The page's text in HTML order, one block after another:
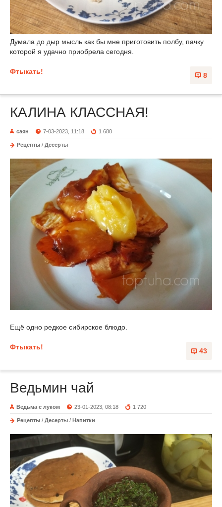
Думала до дыр мысль как бы мне приготовить полбу, пачку
которой я удачно приобрела сегодня.
8
Фтыкать!
КАЛИНА КЛАССНАЯ!
саян 7-03-2023, 11:18 1 680
Рецепты / Десерты
Ещё одно редкое сибирское блюдо.
43
Фтыкать!
Ведьмин чай
Ведьма с луком 23-01-2023, 08:18 1 720
Рецепты / Десерты / Напитки